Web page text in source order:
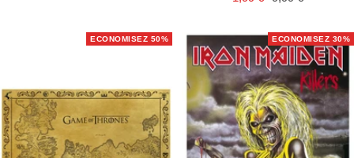
vente
ECONOMISEZ 50% ECONOMISEZ 30%